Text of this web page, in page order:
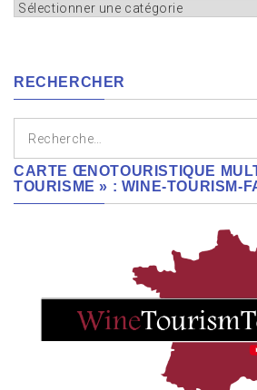
Appellation,
RECHERCHER
Rechercher :
CARTE ŒNOTOURISTIQUE
TOURISME » : WINE-TOURISM-